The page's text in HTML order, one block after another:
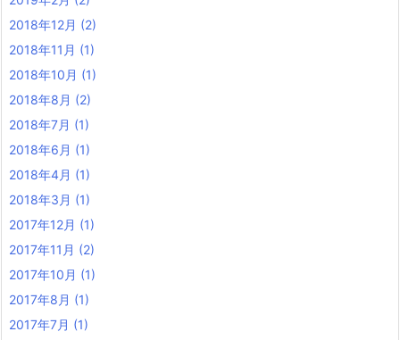
2018年12月 (2)
2018年11月 (1)
2018年10月 (1)
2018年8月 (2)
2018年7月 (1)
2018年6月 (1)
2018年4月 (1)
2018年3月 (1)
2017年12月 (1)
2017年11月 (2)
2017年10月 (1)
2017年8月 (1)
2017年7月 (1)